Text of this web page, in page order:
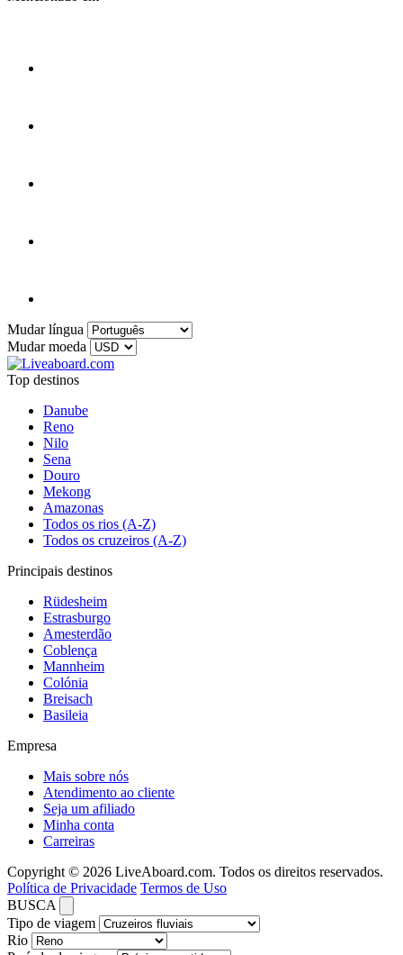
Mudar língua
Mudar moeda
Top destinos
Danube
Reno
Nilo
Sena
Douro
Mekong
Amazonas
Todos os rios (A-Z)
Todos os cruzeiros (A-Z)
Principais destinos
Rüdesheim
Estrasburgo
Amesterdão
Coblença
Mannheim
Colónia
Breisach
Basileia
Empresa
Mais sobre nós
Atendimento ao cliente
Seja um afiliado
Minha conta
Carreiras
Copyright © 2026 LiveAboard.com. Todos os direitos reservados.
Política de Privacidade Termos de Uso
BUSCA
Tipo de viagem
Rio